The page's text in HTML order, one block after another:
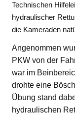
Technischen
hydraulischer
die Kameraden
Angenommen
PKW von der
war im
drohte eine
Übung stand
hydraulischen